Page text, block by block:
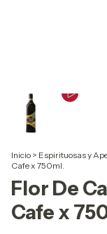
Inicio > Espirituosas y
Cafe x 750ml.
Flor De
Cafe x